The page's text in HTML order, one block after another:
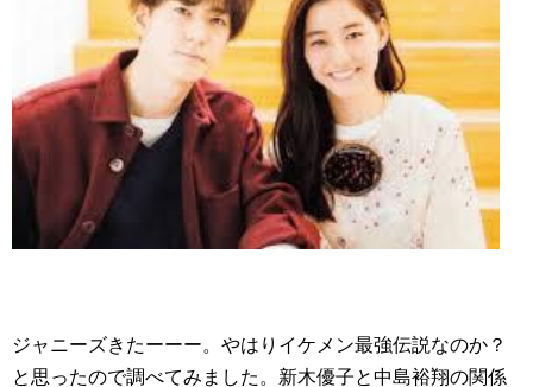
ジャニーズきたーーー。やはりイケメン最強伝説なのか？
と思ったので調べてみました。新木優子と中島裕翔の関係